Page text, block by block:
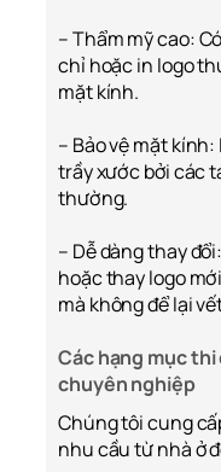
– Thẩm mỹ cao:
chỉ hoặc in logo
mặt kính.
– Bảo vệ mặt
trầy xước bởi các
thường.
– Dễ dàng thay
hoặc thay logo
mà không để lại
Các hạng mục
chuyên nghiệp
Chúng tôi cung
nhu cầu từ nhà ở